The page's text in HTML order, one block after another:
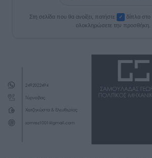
Στη σελίδα που θα ανοίξει, πατήστε ✓ δίπλα στο
ολοκληρώσετε την προσθήκη.